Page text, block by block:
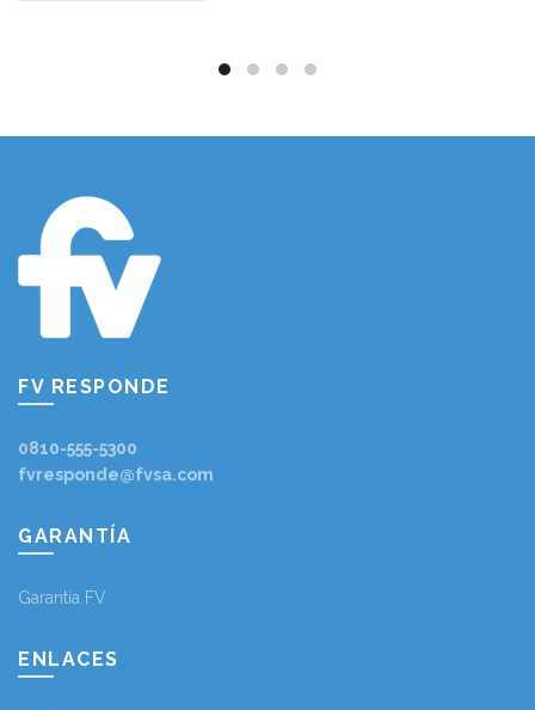
FV RESPONDE
0810-555-5300
fvresponde@fvsa.com
GARANTÍA
Garantía FV
ENLACES